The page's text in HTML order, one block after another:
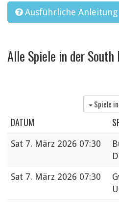
Ausführliche Anleitung
Alle Spiele in der South
Spiele
DATUM
Sat 7. März 2026 07:30
Sat 7. März 2026 07:30